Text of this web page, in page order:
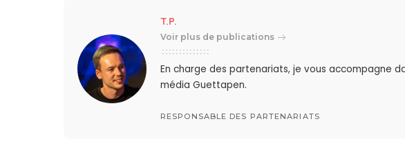
T.P.
Voir plus de publications
En charge des partenariats, je vous accompagne
média Guettapen.
RESPONSABLE DES PARTENARIATS